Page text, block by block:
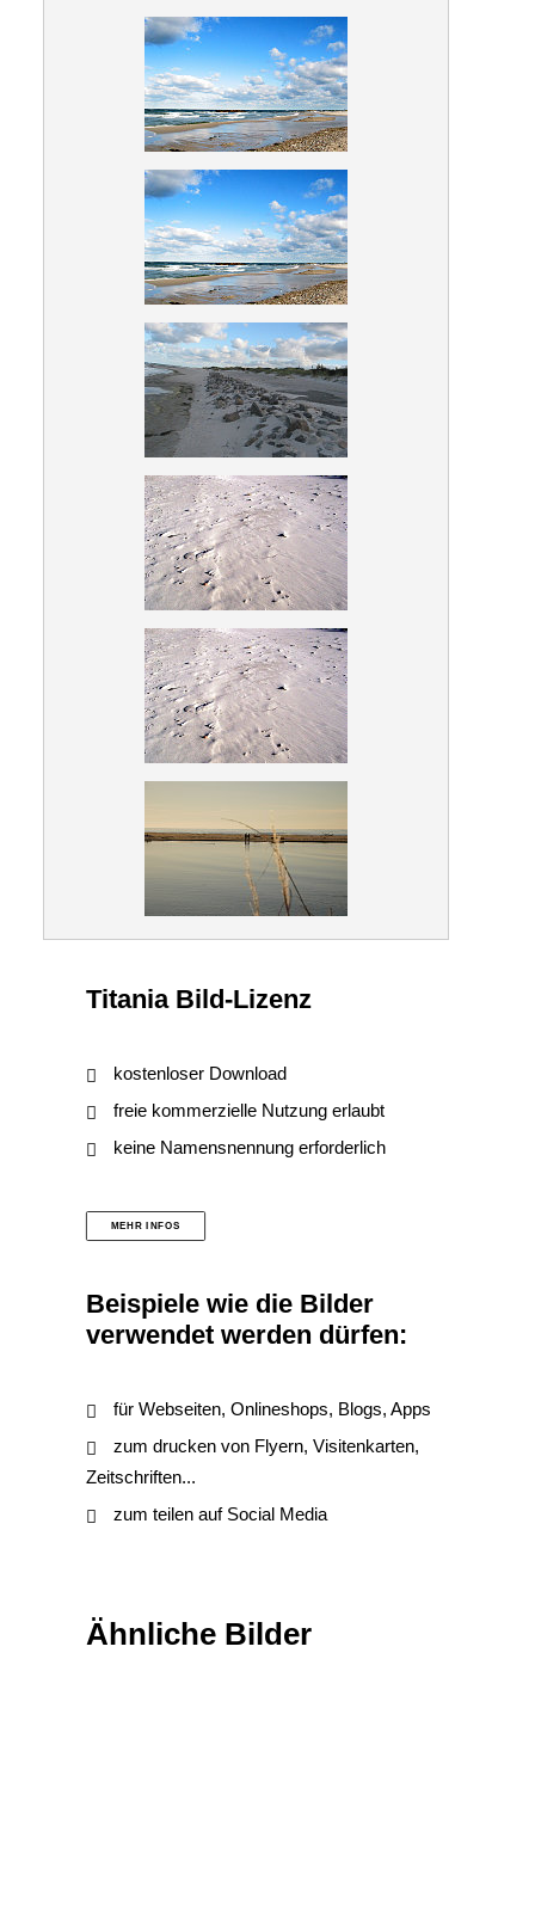
Titania Bild-Lizenz
kostenloser Download
freie kommerzielle Nutzung erlaubt
keine Namensnennung erforderlich
MEHR INFOS
Beispiele wie die Bilder
verwendet werden dürfen:
für Webseiten, Onlineshops, Blogs, Apps
zum drucken von Flyern, Visitenkarten,
Zeitschriften...
zum teilen auf Social Media
Ähnliche Bilder